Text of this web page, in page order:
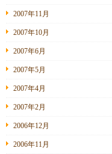
2007年11月
2007年10月
2007年6月
2007年5月
2007年4月
2007年2月
2006年12月
2006年11月